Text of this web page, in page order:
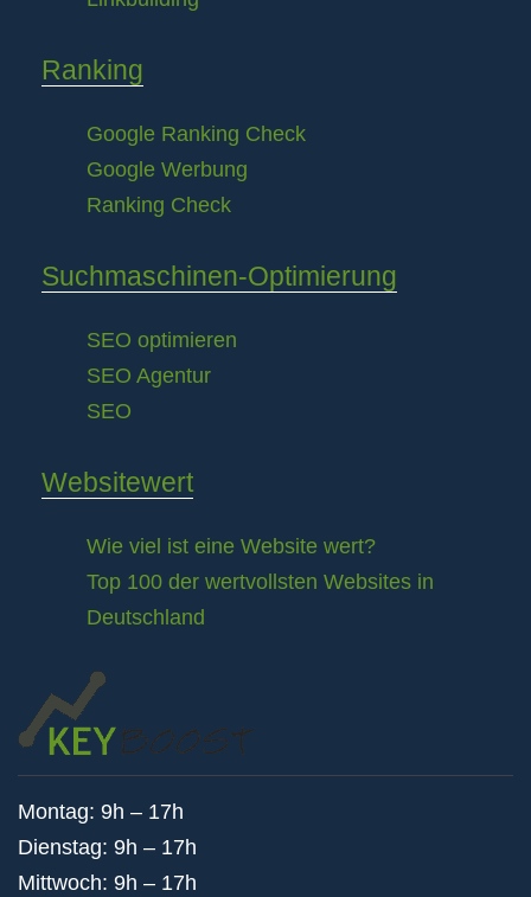
Ranking
Google Ranking Check
Google Werbung
Ranking Check
Suchmaschinen-Optimierung
SEO optimieren
SEO Agentur
SEO
Websitewert
Wie viel ist eine Website wert?
Top 100 der wertvollsten Websites in
Deutschland
Montag: 9h – 17h
Dienstag: 9h – 17h
Mittwoch: 9h – 17h